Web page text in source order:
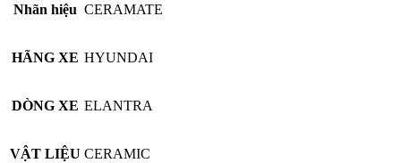
Nhãn hiệu CERAMATE
HÃNG XE HYUNDAI
DÒNG XE ELANTRA
VẬT LIỆU CERAMIC